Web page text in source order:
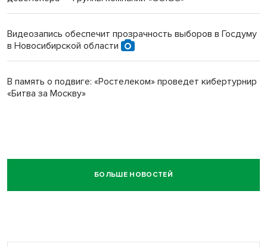
Видеозапись обеспечит прозрачность выборов в Госдуму
в Новосибирской области
В память о подвиге: «Ростелеком» проведет кибертурнир
«Битва за Москву»
БОЛЬШЕ НОВОСТЕЙ